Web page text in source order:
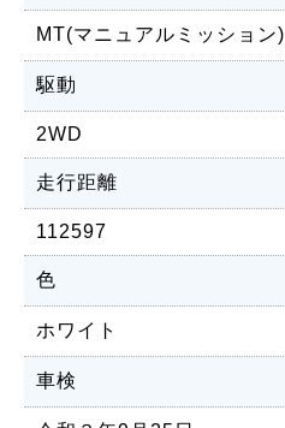
MT(マニュアルミッション)
駆動
2WD
走行距離
112597
色
ホワイト
車検